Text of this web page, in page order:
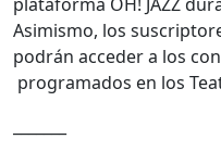
Asimismo, los
podrán acceder a los
programados en los